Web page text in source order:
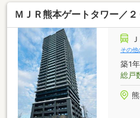
軟に調整いたします。▼
ストップでサポート♪お
当者が丁寧にご対応。
よう、的確なアドバイ
スでご検討いただけます
件も見たい」などのご希
件をご提案しながら、納
りサポートいたします。
ＭＪＲ熊本ゲートタワー／２
その他
築1
総戸